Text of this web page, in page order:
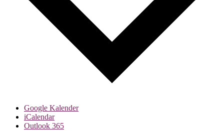
Google Kalender
iCalendar
Outlook 365